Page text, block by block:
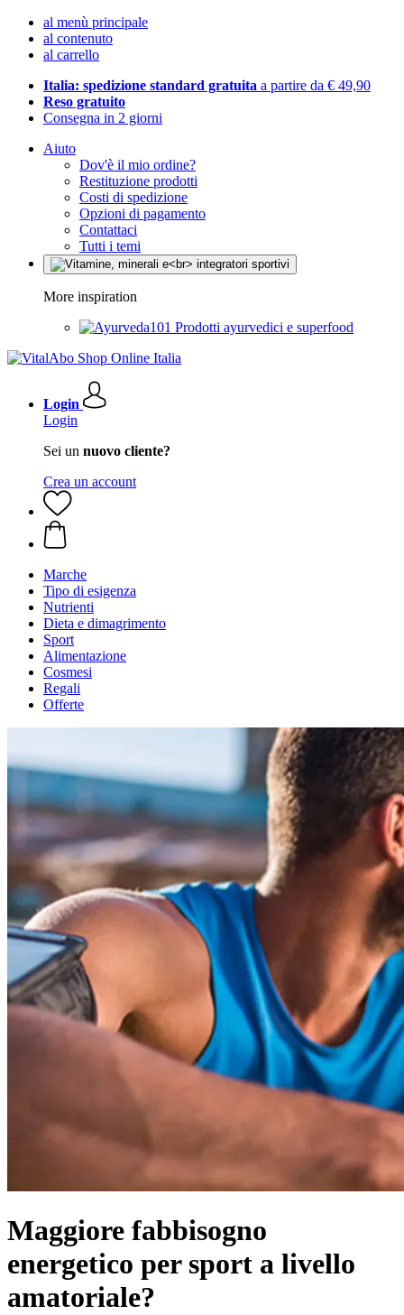
al menù principale
al contenuto
al carrello
Italia: spedizione standard gratuita a partire da € 49,90
Reso gratuito
Consegna in 2 giorni
Aiuto
Dov'è il mio ordine?
Restituzione prodotti
Costi di spedizione
Opzioni di pagamento
Contattaci
Tutti i temi
More inspiration
Prodotti ayurvedici e superfood
Login
Login
Sei un nuovo cliente?
Crea un account
Marche
Tipo di esigenza
Nutrienti
Dieta e dimagrimento
Sport
Alimentazione
Cosmesi
Regali
Offerte
Maggiore fabbisogno
energetico per sport a livello
amatoriale?